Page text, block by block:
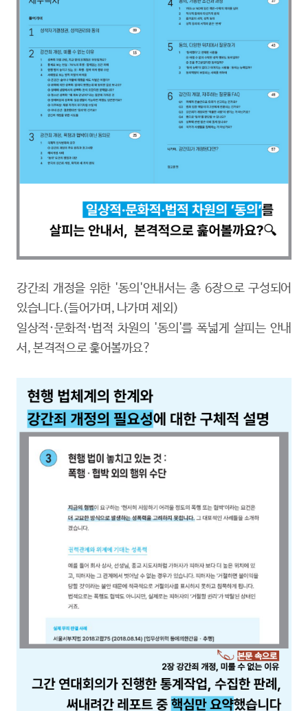
강간죄 개정을 위한 '동의'안내서는 총 6장으로 구성되어
있습니다.(들어가며, 나가며 제외)
일상적·문화적·법적 차원의 '동의'를 폭넓게 살피는 안내
서, 본격적으로 훑어볼까요?